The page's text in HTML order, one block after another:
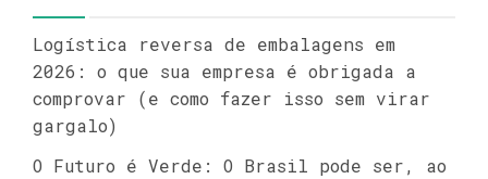
Logística reversa de embalagens em
2026: o que sua empresa é obrigada a
comprovar (e como fazer isso sem virar
gargalo)
O Futuro é Verde: O Brasil pode ser, ao